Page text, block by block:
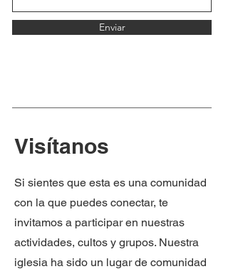
Enviar
Visítanos
Si sientes que esta es una comunidad
con la que puedes conectar, te
invitamos a participar en nuestras
actividades, cultos y grupos. Nuestra
iglesia ha sido un lugar de comunidad